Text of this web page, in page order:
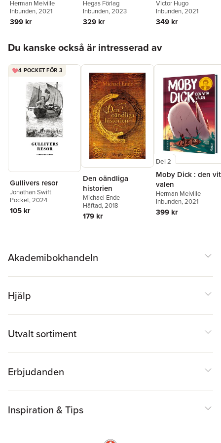
Herman Melville
Inbunden, 2021
399 kr
Hegas Förlag
Inbunden, 2023
329 kr
Victor Hugo
Inbunden, 2021
349 kr
Du kanske också är intresserad av
4 POCKET FÖR 3
Gullivers resor
Jonathan Swift
Pocket, 2024
105 kr
Den oändliga
historien
Michael Ende
Häftad, 2018
179 kr
Del 2
Moby Dick : den
valen
Herman Melville
Inbunden, 2021
399 kr
Akademibokhandeln
Hjälp
Utvalt sortiment
Erbjudanden
Inspiration & Tips